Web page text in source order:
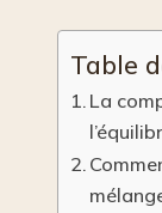
Table
La